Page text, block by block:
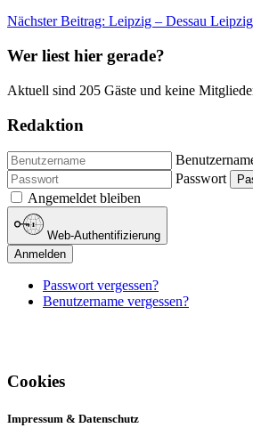
Nächster Beitrag: Leipzig – Dessau
Wer liest hier gerade?
Aktuell sind 205 Gäste und keine
Redaktion
Passwort
Angemeldet bleiben
Web-Authentifizierung
Anmelden
Passwort vergessen?
Benutzername vergessen?
Cookies
Impressum & Datenschutz